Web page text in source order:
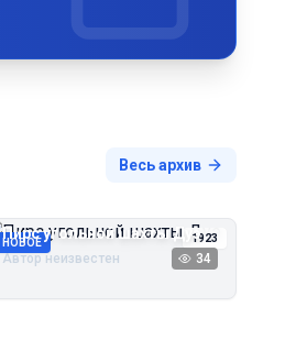
Весь архив
НОВОЕ 1923
Пирс угольной шахты Дуэ
Автор неизвестен 34